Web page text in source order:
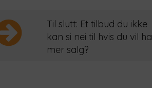
Til slutt: Et tilbud du ikke
kan si nei til hvis du vil ha
mer salg?